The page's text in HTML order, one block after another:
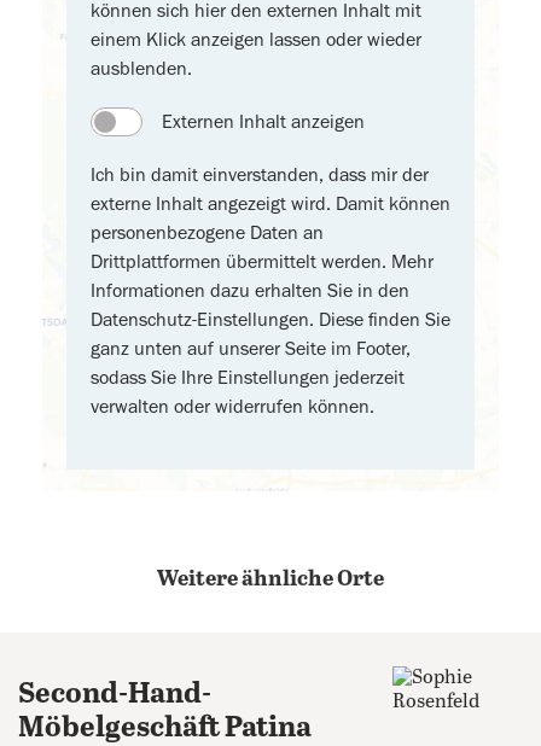
können sich hier den externen Inhalt mit
einem Klick anzeigen lassen oder wieder
ausblenden.
Externen Inhalt anzeigen
Ich bin damit einverstanden, dass mir der
externe Inhalt angezeigt wird. Damit können
personenbezogene Daten an
Drittplattformen übermittelt werden. Mehr
Informationen dazu erhalten Sie in den
Datenschutz-Einstellungen. Diese finden Sie
ganz unten auf unserer Seite im Footer,
sodass Sie Ihre Einstellungen jederzeit
verwalten oder widerrufen können.
Weitere ähnliche Orte
Second-Hand-
Möbelgeschäft Patina